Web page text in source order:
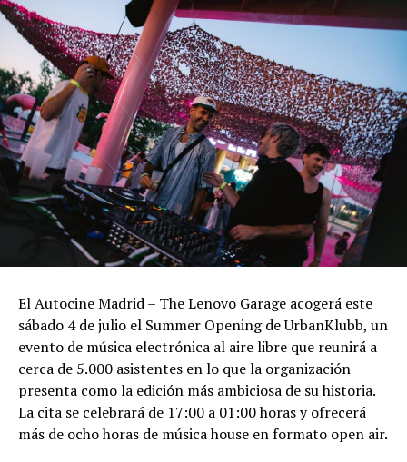
El Autocine Madrid – The Lenovo Garage acogerá este
sábado 4 de julio el Summer Opening de UrbanKlubb, un
evento de música electrónica al aire libre que reunirá a
cerca de 5.000 asistentes en lo que la organización
presenta como la edición más ambiciosa de su historia.
La cita se celebrará de 17:00 a 01:00 horas y ofrecerá
más de ocho horas de música house en formato open air.